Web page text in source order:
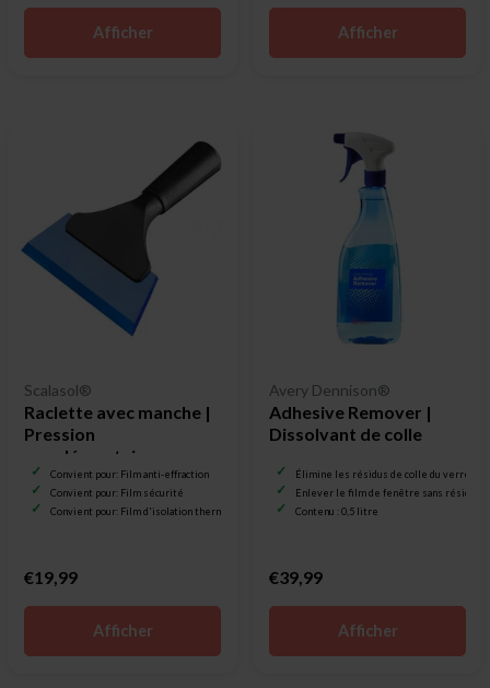
Afficher Afficher
Scalasol®
Raclette avec manche |
Pression
supplémentaire
Convient pour: Film anti-effraction
Convient pour: Film sécurité
Convient pour: Film d'isolation thermique
€19,99
Afficher
Avery Dennison®
Adhesive Remover |
Dissolvant de colle
Élimine les résidus de colle du verre
Enlever le film de fenêtre sans résidu
Contenu : 0,5 litre
€39,99
Afficher